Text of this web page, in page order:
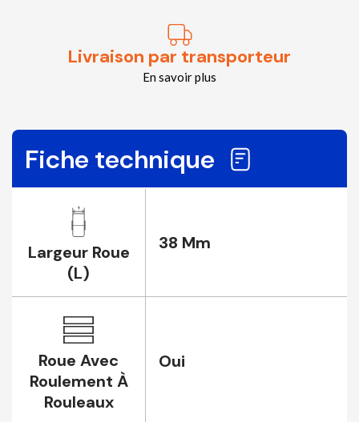
Livraison par transporteur
En savoir plus
Fiche technique
Largeur Roue
(L)
38 Mm
Roue Avec
Roulement À
Rouleaux
Oui